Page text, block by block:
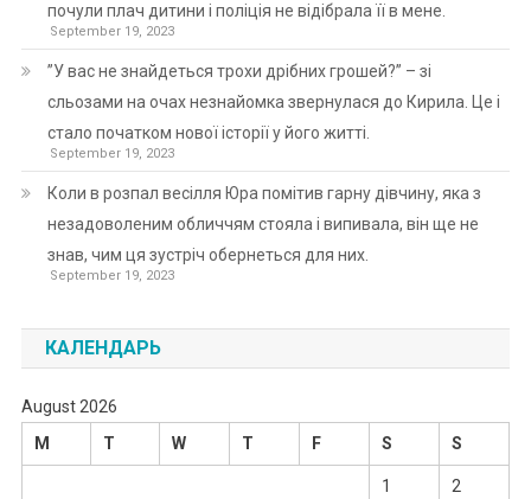
почули плач дитини і поліція не відібрала її в мене.
September 19, 2023
”У вас не знайдеться трохи дрібних грошей?” – зі
сльозами на очах незнайомка звернулася до Кирила. Це і
стало початком нової історії у його житті.
September 19, 2023
Коли в розпал весілля Юра помітив гарну дівчину, яка з
незадоволеним обличчям стояла і випивала, він ще не
знав, чим ця зустріч обернеться для них.
September 19, 2023
КАЛЕНДАРЬ
August 2026
M
T W T F S S
1 2